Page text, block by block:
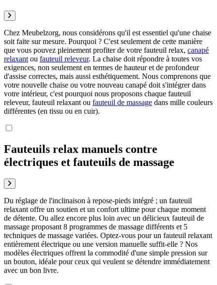
Chez Meubelzorg, nous considérons qu'il est essentiel qu'une chaise
soit faite sur mesure. Pourquoi ? C'est seulement de cette manière
que vous pouvez pleinement profiter de votre fauteuil relax, canapé
relaxant ou fauteuil releveur. La chaise doit répondre à toutes vos
exigences, non seulement en termes de hauteur et de profondeur
d'assise correctes, mais aussi esthétiquement. Nous comprenons que
votre nouvelle chaise ou votre nouveau canapé doit s'intégrer dans
votre intérieur, c'est pourquoi nous proposons chaque fauteuil
releveur, fauteuil relaxant ou fauteuil de massage dans mille couleurs
différentes (en tissu ou en cuir).
Fauteuils relax manuels contre
électriques et fauteuils de massage
Du réglage de l'inclinaison à repose-pieds intégré ; un fauteuil
relaxant offre un soutien et un confort ultime pour chaque moment
de détente. Ou allez encore plus loin avec un délicieux fauteuil de
massage proposant 8 programmes de massage différents et 5
techniques de massage variées. Optez-vous pour un fauteuil relaxant
entièrement électrique ou une version manuelle suffit-elle ? Nos
modèles électriques offrent la commodité d'une simple pression sur
un bouton, idéale pour ceux qui veulent se détendre immédiatement
avec un bon livre.